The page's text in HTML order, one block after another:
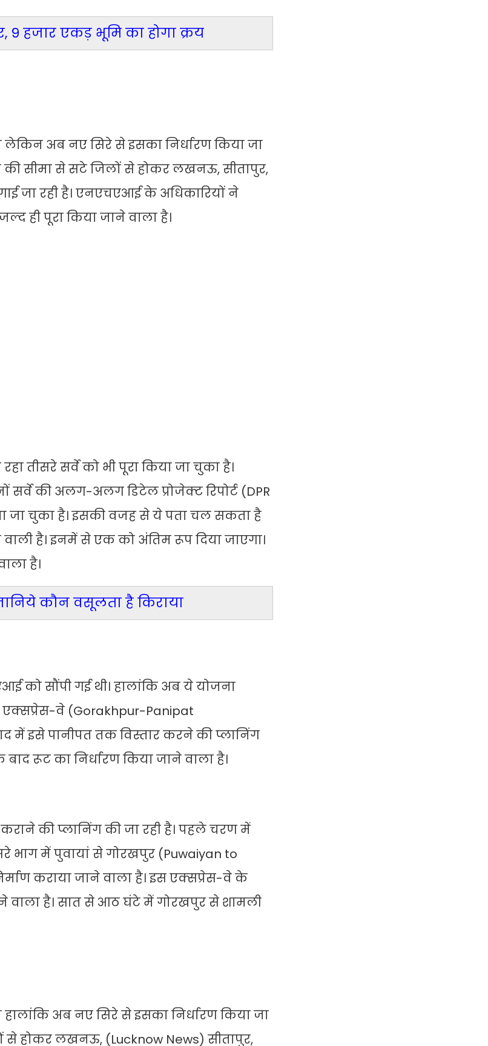
9 हजार एकड़ भूमि का होगा क्रय
लेकिन अब नए सिरे से इसका निर्धारण किया जा
की सीमा से सटे जिलों से होकर लखनऊ, सीतापुर,
जा रही है। एनएचएआई के अधिकारियों ने
ही पूरा किया जाने वाला है।
तीसरे सर्वे को भी पूरा किया जा चुका है।
की अलग-अलग डिटेल प्रोजेक्ट रिपोर्ट (DPR
जा चुका है। इसकी वजह से ये पता चल सकता है
है। इनमें से एक को अंतिम रूप दिया जाएगा।
है।
कौन वसूलता है किराया
को सौंपी गई थी। हालांकि अब ये योजना
एक्सप्रेस-वे (Gorakhpur-Panipat
में इसे पानीपत तक विस्तार करने की प्लानिंग
रूट का निर्धारण किया जाने वाला है।
की प्लानिंग की जा रही है। पहले चरण में
में पुवायां से गोरखपुर (Puwaiyan to
कराया जाने वाला है। इस एक्सप्रेस-वे के
वाला है। सात से आठ घंटे में गोरखपुर से शामली
अब नए सिरे से इसका निर्धारण किया जा
होकर लखनऊ, (Lucknow News) सीतापुर,